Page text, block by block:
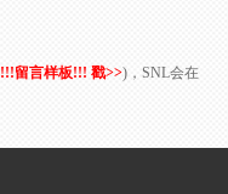
!!!留言样板!!! 戳>>)，SNL会在